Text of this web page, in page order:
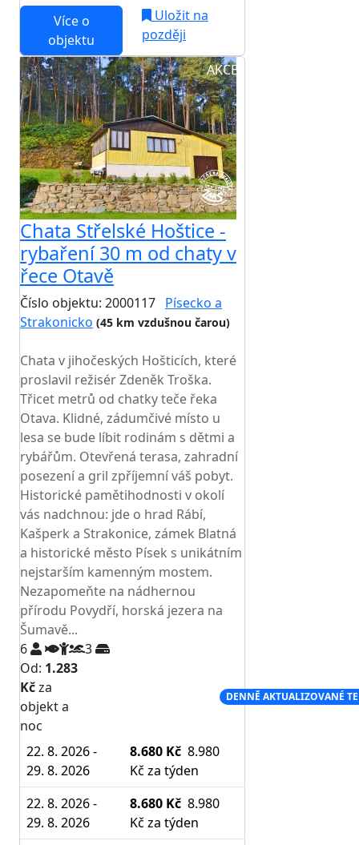
Více o
objektu
Uložit na
později
AKCE
Chata Střelské Hoštice -
rybaření 30 m od chaty v
řece Otavě
Číslo objektu: 2000117 Písecko a
Strakonicko (45 km vzdušnou čarou)
Chata v jihočeských Hošticích, které
proslavil režisér Zdeněk Troška.
Třicet metrů od chatky teče řeka
Otava. Klidné, zádumčivé místo u
lesa se bude líbit rodinám s dětmi a
rybářům. Otevřená terasa, zahradní
posezení a gril zpříjemní váš pobyt.
Historické pamětihodnosti v okolí
vás nadchnou: jde o hrad Rábí,
Kašperk a Strakonice, zámek Blatná
a historické město Písek s unikátním
nejstarším kamenným mostem.
Nezapomeňte na nádhernou
přírodu Povydří, horská jezera na
Šumavě...
6
3
Od: 1.283
Kčza
objekt a
noc
DENNĚ AKTUALIZOVANÉ
22. 8. 2026 -
29. 8. 2026
8.680 Kč 8.980
Kč za týden
22. 8. 2026 -
29. 8. 2026
8.680 Kč 8.980
Kč za týden